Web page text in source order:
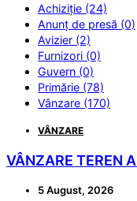
Achiziție (24)
Anunț de presă (0)
Avizier (2)
Furnizori (0)
Guvern (0)
Primărie (78)
Vânzare (170)
VÂNZARE
VÂNZARE TEREN
5 August, 2026